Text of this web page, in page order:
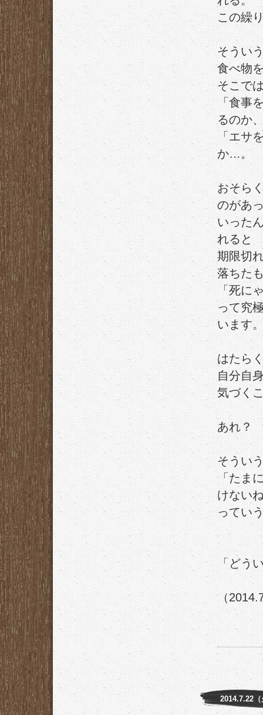
この繰
そうい
食べ物
そこで
「食事
るのか
「エサ
か…。
おそら
のがあ
いった
れると
期限切
落ちた
「死に
って究
います
はたら
自分自
気づく
あれ？
そうい
「たま
けない
ってい
「どう
（
2014.7.22（